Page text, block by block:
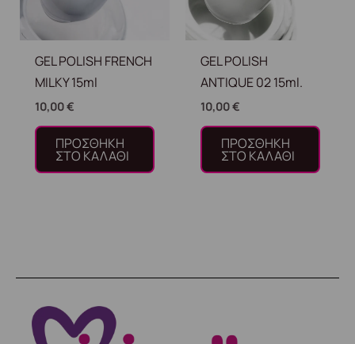
GEL POLISH FRENCH
MILKY 15ml
10,00€
ΠΡΟΣΘΉΚΗ
ΣΤΟ ΚΑΛΆΘΙ
GEL POLISH
ANTIQUE 02 15ml.
10,00€
ΠΡΟΣΘΉΚΗ
ΣΤΟ ΚΑΛΆΘΙ